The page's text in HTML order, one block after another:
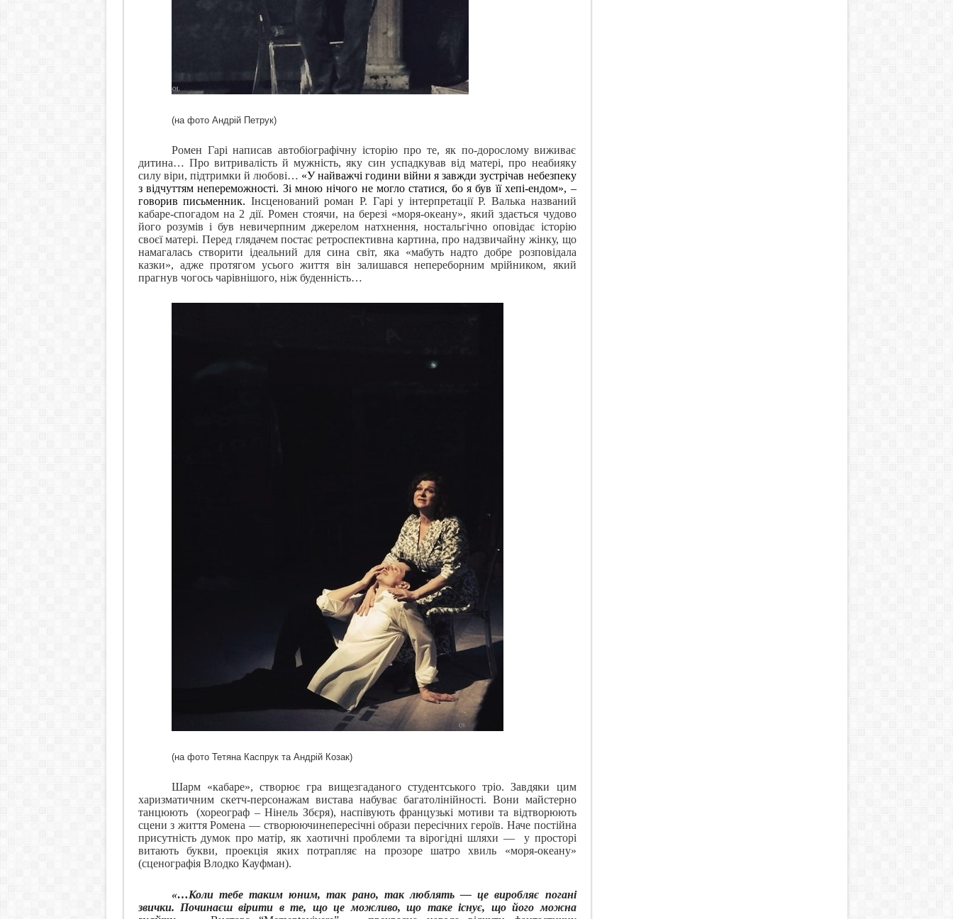
(на фото Андрій Петрук)
Ромен Гарі написав автобіографічну історію про те, як по-дорослому виживає
дитина… Про витривалість й мужність, яку син успадкував від матері, про неабияку
силу віри, підтримки й любові… «У найважчі години війни я завжди зустрічав небезпеку
з відчуттям непереможності. Зі мною нічого не могло статися, бо я був її хепі-ендом», –
говорив письменник. Інсценований роман Р. Гарі у інтерпретації Р. Валька названий
кабаре-спогадом на 2 дії. Ромен стоячи, на березі «моря-океану», який здається чудово
його розумів і був невичерпним джерелом натхнення, ностальгічно оповідає історію
своєї матері. Перед глядачем постає ретроспективна картина, про надзвичайну жінку, що
намагалась створити ідеальний для сина світ, яка «мабуть надто добре розповідала
казки», адже протягом усього життя він залишався непереборним мрійником, який
прагнув чогось чарівнішого, ніж буденність…
(на фото Тетяна Каспрук та Андрій Козак)
Шарм «кабаре», створює гра вищезгаданого студентського тріо. Завдяки цим
харизматичним скетч-персонажам вистава набуває багатолінійності. Вони майстерно
танцюють
(хореограф – Нінель Збєря), наспівують французькі мотиви та відтворюють
сцени з життяРомена — створюючинепересічні образи пересічних героїв. Начепостійна
присутність думок про матір, як хаотичні проблеми та вірогідні шляхи —
у просторі
витають букви, проекція яких потрапляє на прозоре шатро хвиль «моря-океану»
(сценографія Влодко Кауфман).
«…Коли тебе таким юним, так рано, так люблять — це виробляє погані
звички. Починаєш вірити в те, що це можливо, що таке існує, що його можна